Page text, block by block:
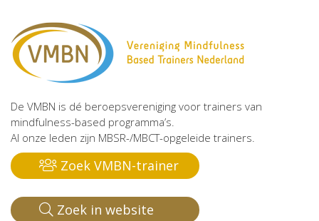
De VMBN is dé beroepsvereniging voor trainers van
mindfulness-based programma’s.
Al onze leden zijn MBSR-/MBCT-opgeleide trainers.
Zoek VMBN-trainer
Zoek in website